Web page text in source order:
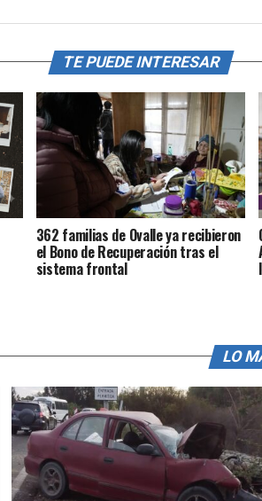
TE PUEDE INTERESAR
362 familias de Ovalle ya recibieron
el Bono de Recuperación tras el
sistema frontal
LO